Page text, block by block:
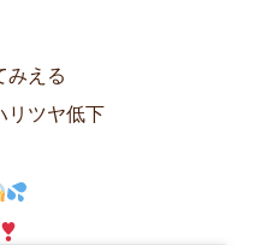
みえる
リツヤ低下